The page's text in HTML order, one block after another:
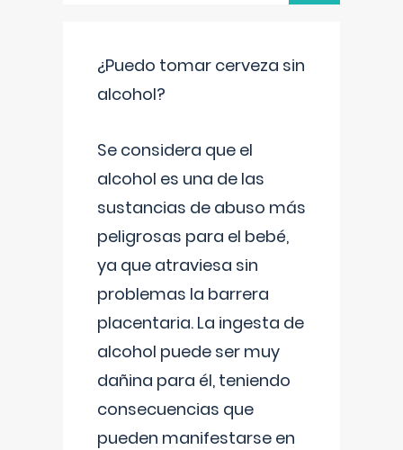
¿Puedo tomar cerveza sin
alcohol?
Se considera que el
alcohol es una de las
sustancias de abuso más
peligrosas para el bebé,
ya que atraviesa sin
problemas la barrera
placentaria. La ingesta de
alcohol puede ser muy
dañina para él, teniendo
consecuencias que
pueden manifestarse en